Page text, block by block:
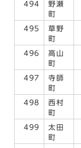
494
野瀬
町
495
草野
町
496
高山
町
497
寺師
町
498
西村
町
499
太田
町